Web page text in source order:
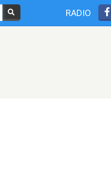
RADIO